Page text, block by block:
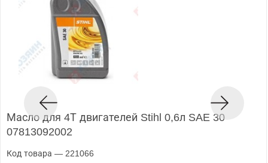
Масло для 4Т двигателей Stihl 0,6л SAE 30
07813092002
Код товара — 221066